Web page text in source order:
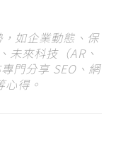
如企業動態、保
未來科技（AR、
門分享 SEO、網
得。